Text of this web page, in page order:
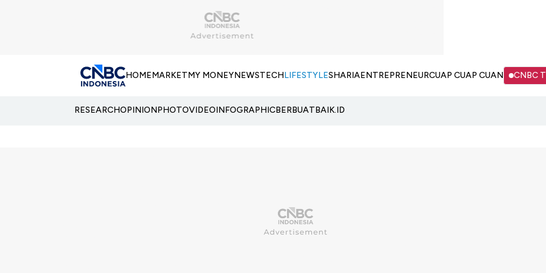
HOMEMARKETMY MONEYNEWSTECHLIFESTYLESHARIAENTREPRENEURCUAP CUAP CUAN CNBC
RESEARCHOPINIONPHOTOVIDEOINFOGRAPHICBERBUATBAIK.ID